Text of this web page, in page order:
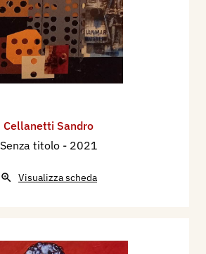
Cellanetti Sandro
Senza titolo - 2021
Visualizza scheda